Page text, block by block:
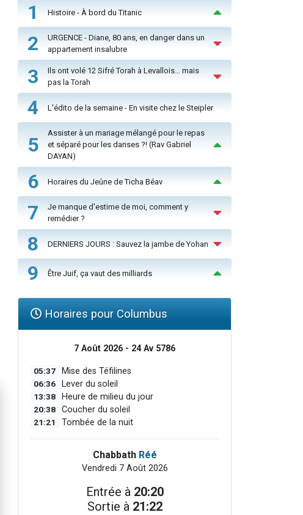
1 Histoire - À bord du Titanic
2
URGENCE - Diane, 80 ans, en danger dans un
appartement insalubre
3
Ils ont volé 12 Sifré Torah à Levallois… mais
pas la Torah
4 L'édito de la semaine - En visite chez le Steipler
5
Assister à un mariage mélangé pour le repas
et séparé pour les danses ?! (Rav Gabriel
DAYAN)
6 Horaires du Jeûne de Ticha Béav
7
Je manque d'estime de moi, comment y
remédier ?
8 DERNIERS JOURS : Sauvez la jambe de Yohan
9 Être Juif, ça vaut des milliards
Horaires pour Columbus
7 Août 2026 - 24 Av 5786
05:37 Mise des Téfilines
06:36 Lever du soleil
13:38 Heure de milieu du jour
20:38 Coucher du soleil
21:21 Tombée de la nuit
Chabbath Réé
Vendredi 7 Août 2026
Entrée à 20:20
Sortie à 21:22